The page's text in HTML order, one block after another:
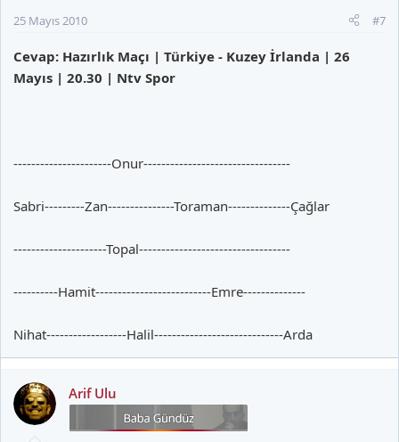
25 Mayıs 2010 #7
Cevap: Hazırlık Maçı | Türkiye - Kuzey İrlanda | 26
Mayıs | 20.30 | Ntv Spor
----------------------Onur---------------------------------
Sabri---------Zan---------------Toraman--------------Çağlar
---------------------Topal----------------------------------
----------Hamit--------------------------Emre--------------
Nihat------------------Halil-----------------------------Arda
Arif Ulu